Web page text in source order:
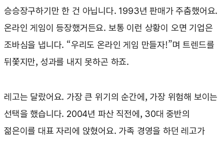
승승장구하기만 한 건 아닙니다. 1993년 판매가 주춤했어요.
온라인 게임이 등장했거든요. 보통 이런 상황이 오면 기업은
조바심을 냅니다. “우리도 온라인 게임 만들자!”며 트렌드를
뒤쫓지만, 성과를 내지 못하곤 하죠.
레고는 달랐어요. 가장 큰 위기의 순간에, 가장 위험해 보이는
선택을 했습니다. 2004년 파산 직전에, 30대 중반의
젊은이를 대표 자리에 앉혔어요. 가족 경영을 하던 레고가